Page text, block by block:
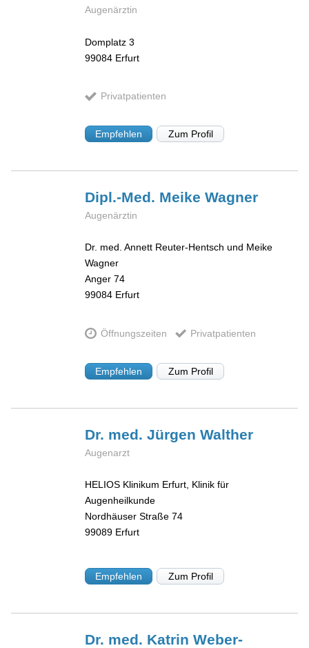
Augenärztin
Domplatz 3
99084 Erfurt
Privatpatienten
Empfehlen Zum Profil
Dipl.-Med. MeikeWagner
Augenärztin
Dr. med. Annett Reuter-Hentsch und Meike
Wagner
Anger 74
99084 Erfurt
Öffnungszeiten Privatpatienten
Empfehlen Zum Profil
Dr. med. JürgenWalther
Augenarzt
HELIOS Klinikum Erfurt, Klinik für
Augenheilkunde
Nordhäuser Straße 74
99089 Erfurt
Empfehlen Zum Profil
Dr. med. KatrinWeber-